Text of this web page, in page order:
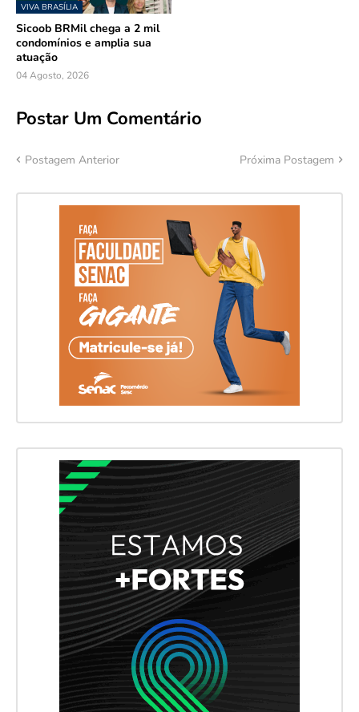
VIVA BRASÍLIA
Sicoob BRMil chega a 2 mil
condomínios e amplia sua
atuação
04 Agosto, 2026
Postar Um Comentário
Postagem Anterior Próxima Postagem